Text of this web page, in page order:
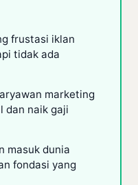
frustasi iklan
tidak ada
marketing
dan naik gaji
masuk dunia
fondasi yang